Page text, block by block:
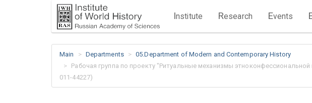
Institute Research Events
Main Departments
05.Department of Modern and Contemporary History
Рабочая группа по проекту "Ритуальные механизмы
011-44227)